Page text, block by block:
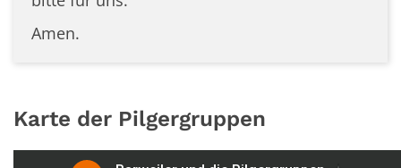
Amen.
Karte der Pilgergruppen